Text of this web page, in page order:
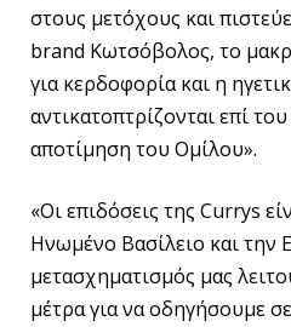
στους μετόχους και
brand Κωτσόβολος, το
για κερδοφορία και η
αντικατοπτρίζονται επί
αποτίμηση του Ομίλου».
«Οι επιδόσεις της Currys
Ηνωμένο Βασίλειο και την
μετασχηματισμός μας
μέτρα για να οδηγήσουμε